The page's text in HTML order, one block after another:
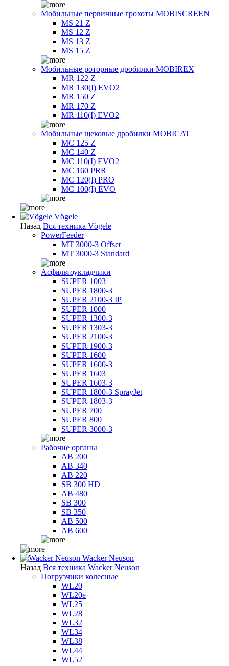
Мобильные первичные грохоты MOBISCREEN
MS 21 Z
MS 12 Z
MS 13 Z
MS 15 Z
Мобильные роторные дробилки MOBIREX
MR 122 Z
MR 130(I) EVO2
MR 150 Z
MR 170 Z
MR 110(I) EVO2
Мобильные щековые дробилки MOBICAT
MC 125 Z
MC 140 Z
MC 110(I) EVO2
MC 160 PRR
MC 120(I) PRO
MC 100(I) EVO
Vögele
Назад Вся техника Vögele
PowerFeeder
MT 3000-3 Offset
MT 3000-3 Standard
Асфальтоукладчики
SUPER 1003
SUPER 1800-3
SUPER 2100-3 IP
SUPER 1000
SUPER 1300-3
SUPER 1303-3
SUPER 2100-3
SUPER 1900-3
SUPER 1600
SUPER 1600-3
SUPER 1603
SUPER 1603-3
SUPER 1800-3 SprayJet
SUPER 1803-3
SUPER 700
SUPER 800
SUPER 3000-3
Рабочие органы
AB 200
AB 340
AB 220
SB 300 HD
AB 480
SB 300
SB 350
AB 500
AB 600
Wacker Neuson
Назад Вся техника Wacker Neuson
Погрузчики колесные
WL20
WL20e
WL25
WL28
WL32
WL34
WL38
WL44
WL52